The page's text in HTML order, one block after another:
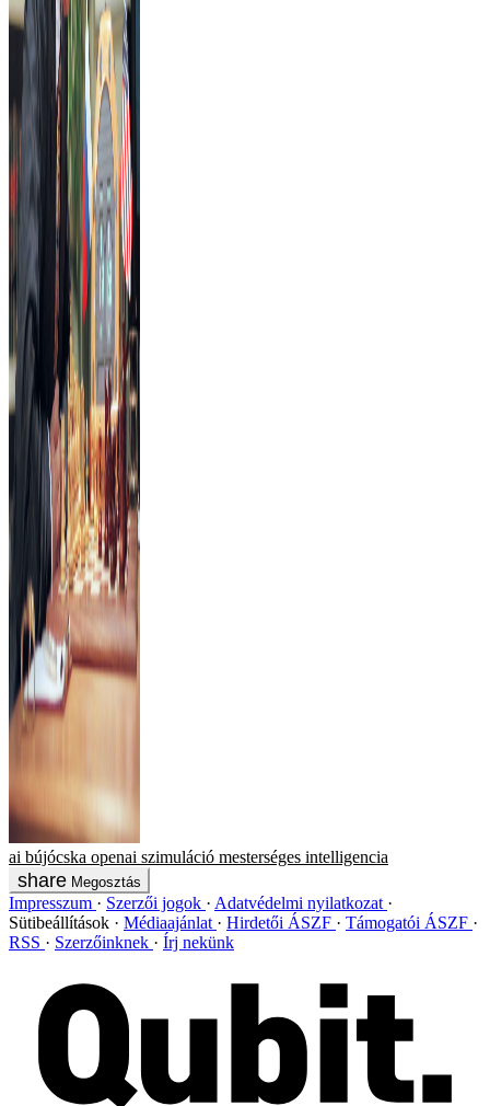
ai bújócska openai szimuláció mesterséges intelligencia
Megosztás
Impresszum Szerzői jogok
Adatvédelmi nyilatkozat
Sütibeállítások
Médiaajánlat Hirdetői ÁSZF
Támogatói ÁSZF
RSS
Szerzőinknek Írj nekünk